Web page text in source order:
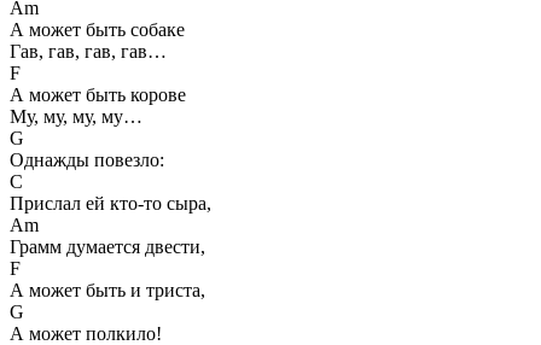
Am
А может быть собаке
Гав, гав, гав, гав…
F
А может быть корове
Му, му, му, му…
G
Однажды повезло:
C
Прислал ей кто-то сыра,
Am
Грамм думается двести,
F
А может быть и триста,
G
А может полкило!